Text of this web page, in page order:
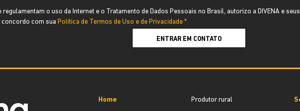
regulamentam o uso da Internet e o Tratamento de Dados Pessoais no Brasil, autorizo a DIVENA e
com sua Política de Termos de Uso e de Privacidade *
ENTRAR EM CONTATO
Home
Produtor rural